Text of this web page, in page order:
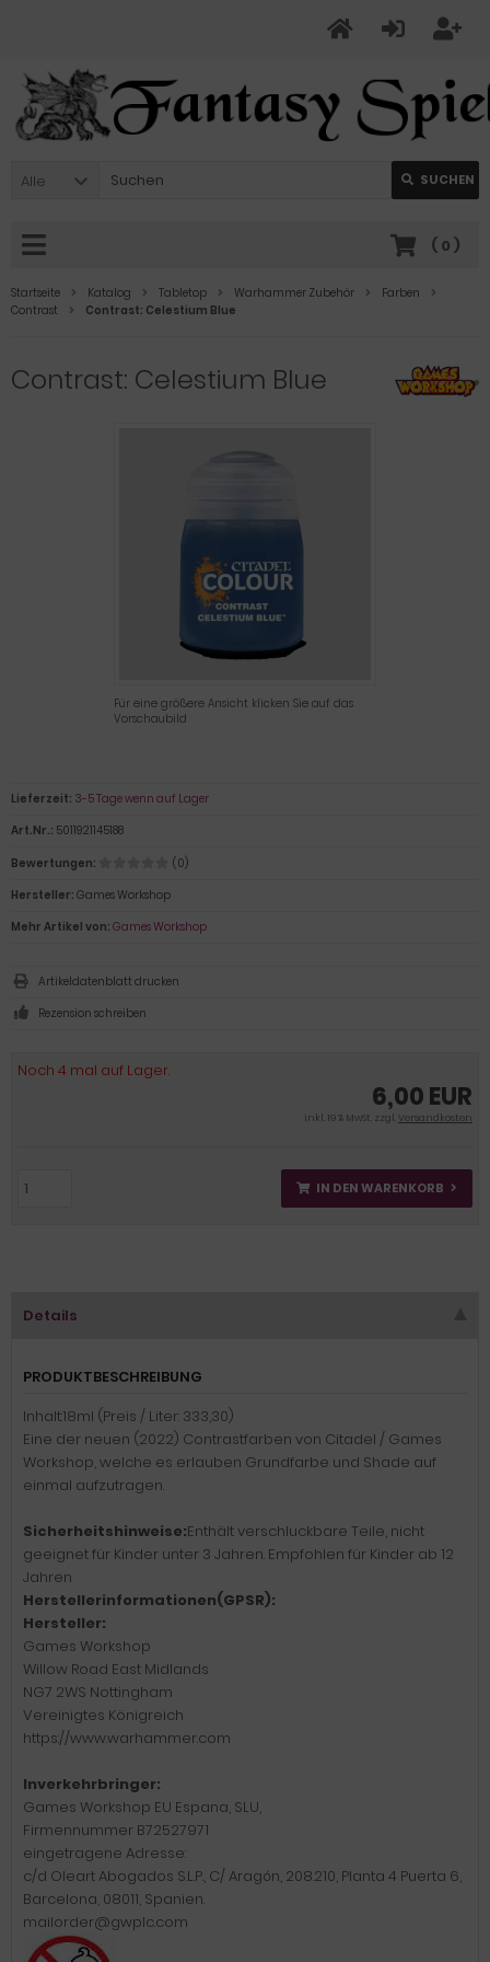
Alle SUCHEN
( 0 )
Startseite Katalog Tabletop Warhammer Zubehör
Farben
Contrast
Contrast: Celestium Blue
Contrast: Celestium Blue
Für eine größere Ansicht klicken Sie auf das
Vorschaubild
Noch 4 mal auf Lager.
6,00 EUR
inkl. 19 % MwSt. zzgl.Versandkosten
IN DEN WARENKORB
Lieferzeit: 3-5 Tage wenn auf Lager
Art.Nr.: 5011921145188
Bewertungen:
(0)
Hersteller: Games Workshop
Mehr Artikel von: Games Workshop
Artikeldatenblatt drucken
Rezension schreiben
Details
PRODUKTBESCHREIBUNG
Inhalt:18ml (Preis / Liter: 333,30)
Eine der neuen (2022) Contrastfarben von Citadel / Games
Workshop, welche es erlauben Grundfarbe und Shade auf
einmal aufzutragen.
Sicherheitshinweise:Enthält verschluckbare Teile, nicht
geeignet für Kinder unter 3 Jahren. Empfohlen für Kinder ab 12
Jahren
Herstellerinformationen(GPSR):
Hersteller:
Games Workshop
Willow Road East Midlands
NG7 2WS Nottingham
Vereinigtes Königreich
https://www.warhammer.com
Inverkehrbringer:
Games Workshop EU Espana, SLU,
Firmennummer B72527971
eingetragene Adresse:
c/d Oleart Abogados S.L.P., C/ Aragón, 208.210, Planta 4 Puerta 6,
Barcelona, 08011, Spanien.
mailorder@gwplc.com